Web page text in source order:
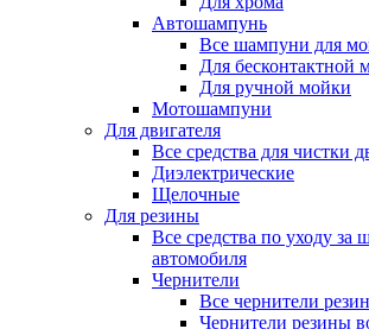
Автошампунь
Все шампуни для
Для бесконтактной
Для ручной мойки
Мотошампуни
Для двигателя
Все средства для чистки
Диэлектрические
Щелочные
Для резины
Все средства по уходу за
автомобиля
Чернители
Все чернители
Чернители резины